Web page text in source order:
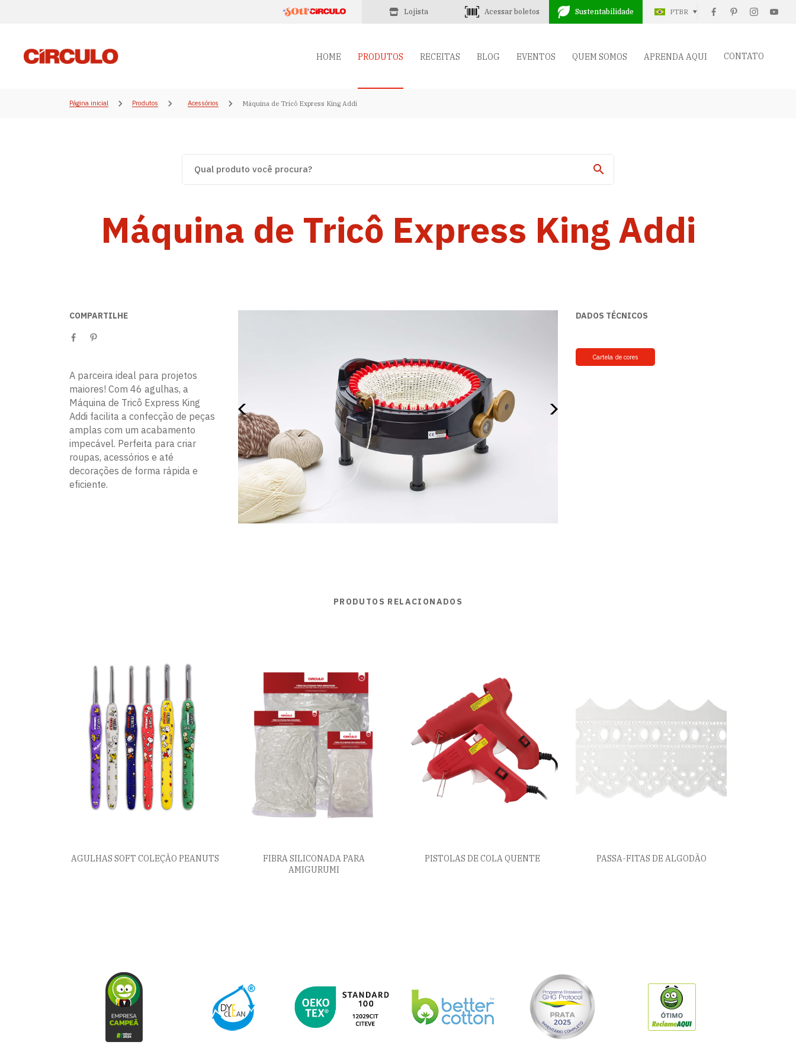
Lojista Acessar boletos Sustentabilidade PTBR
HOME PRODUTOS RECEITAS BLOG EVENTOS QUEM SOMOS APRENDA AQUI CONTATO
Página inicial Produtos Acessórios Máquina de Tricô Express King Addi
Máquina de Tricô Express King Addi
COMPARTILHE
A parceira ideal para projetos
maiores! Com 46 agulhas, a
Máquina de Tricô Express King
Addi facilita a confecção de peças
amplas com um acabamento
impecável. Perfeita para criar
roupas, acessórios e até
decorações de forma rápida e
eficiente.
DADOS TÉCNICOS
Cartela de cores
PRODUTOS RELACIONADOS
AGULHAS SOFT COLEÇÃO PEANUTS
FIBRA SILICONADA PARA
AMIGURUMI
PISTOLAS DE COLA QUENTE PASSA-FITAS DE ALGODÃO